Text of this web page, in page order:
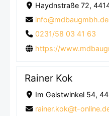
Haydnstraße 72,
info@mdbaugmbh.de
0231/58 03 41 63
https://
Rainer Kok
Im Geistwinkel 54,
rainer.kok@t-